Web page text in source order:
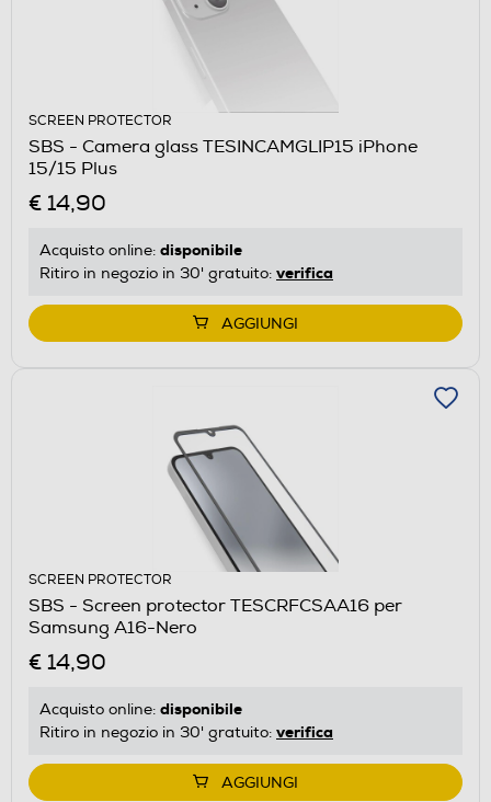
SCREEN PROTECTOR
SBS - Camera glass TESINCAMGLIP15 iPhone
15/15 Plus
€ 14,90
Acquisto online: disponibile
Ritiro in negozio in 30' gratuito: verifica
AGGIUNGI
SCREEN PROTECTOR
SBS - Screen protector TESCRFCSAA16 per
Samsung A16-Nero
€ 14,90
Acquisto online: disponibile
Ritiro in negozio in 30' gratuito: verifica
AGGIUNGI